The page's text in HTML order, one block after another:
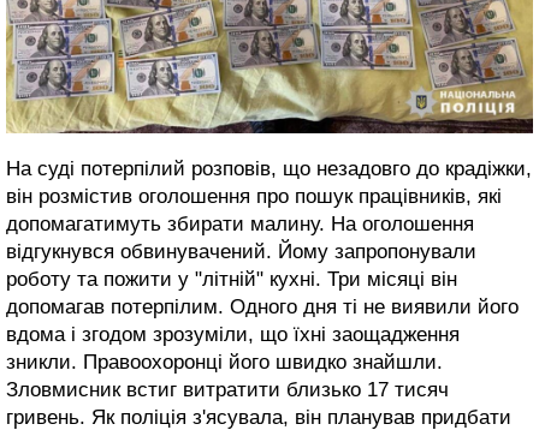
На суді потерпілий розповів, що незадовго до крадіжки,
він розмістив оголошення про пошук працівників, які
допомагатимуть збирати малину. На оголошення
відгукнувся обвинувачений. Йому запропонували
роботу та пожити у "літній" кухні. Три місяці він
допомагав потерпілим. Одного дня ті не виявили його
вдома і згодом зрозуміли, що їхні заощадження
зникли. Правоохоронці його швидко знайшли.
Зловмисник встиг витратити близько 17 тисяч
гривень. Як поліція з'ясувала, він планував придбати